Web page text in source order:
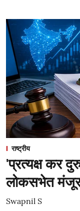
राष्ट्रीय
'प्रत्यक्ष कर
लोकसभेत
Swapnil S